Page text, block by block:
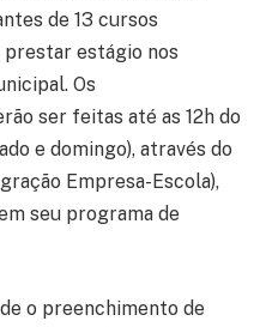
de 13 cursos
estágio nos
Os
ser feitas até as 12h do
e domingo), através do
Empresa-Escola),
seu programa de
o preenchimento de